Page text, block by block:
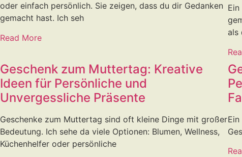
oder einfach persönlich. Sie zeigen, dass du dir Gedanken
gemacht hast. Ich seh
Read More
als
Geschenk zum Muttertag: Kreative
Ideen für Persönliche und
Unvergessliche Präsente
Geschenke zum Muttertag sind oft kleine Dinge mit großer
Bedeutung. Ich sehe da viele Optionen: Blumen, Wellness,
Küchenhelfer oder persönliche